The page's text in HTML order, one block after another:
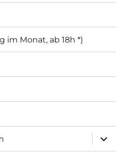
im Monat, ab 18h *)
öffnen